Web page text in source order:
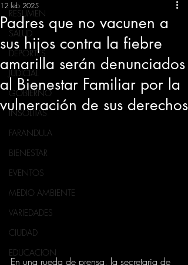
RESUMEN
SALUD
DEPORTES
JUDICIAL
GOBIERNO
INSÓLITAS
FARANDULA
BIENESTAR
EVENTOS
MEDIO AMBIENTE
VARIEDADES
CIUDAD
EDUCACION
Padres que no vacunen a
sus hijos contra la fiebre
amarilla serán denunciados
al Bienestar Familiar por la
vulneración de sus derechos
12 feb 2025
En una rueda de prensa, la secretaria de